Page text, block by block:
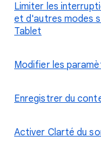
Limiter les
et d'autres modes
Tablet
Modifier les
Enregistrer du
Activer Clarté du